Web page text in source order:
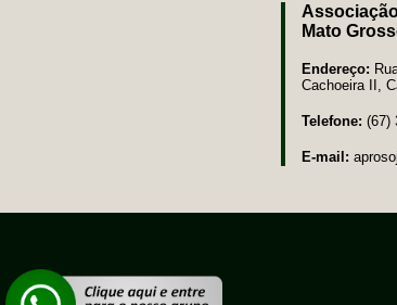
Mato
Endereço:
Cachoeira II,
Telefone: (67)
E-mail: